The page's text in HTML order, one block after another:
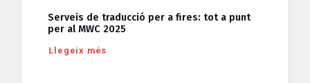
Serveis de traducció per a fires: tot a punt
per al MWC 2025
Llegeix més